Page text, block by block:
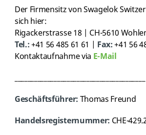
Der Firmensitz von Swagelok
sich hier:
Rigackerstrasse 18 | CH-5610
Tel.:+41 56 485 61 61 | Fax:+41 56
Kontaktaufnahme via E-Mail
________________________________________
Geschäftsführer: Thomas Freund
Handelsregisternummer: CHE-